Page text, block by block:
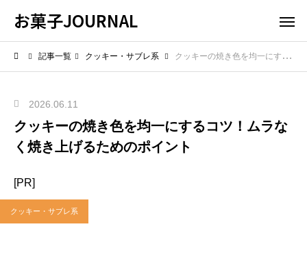
お菓子JOURNAL
記事一覧 クッキー・サブレ系 クッキーの焼き色を均一にするコツ！ムラなく焼き上げるためのポイント
2026.06.11
クッキーの焼き色を均一にするコツ！ムラな
く焼き上げるためのポイント
[PR]
クッキー・サブレ系